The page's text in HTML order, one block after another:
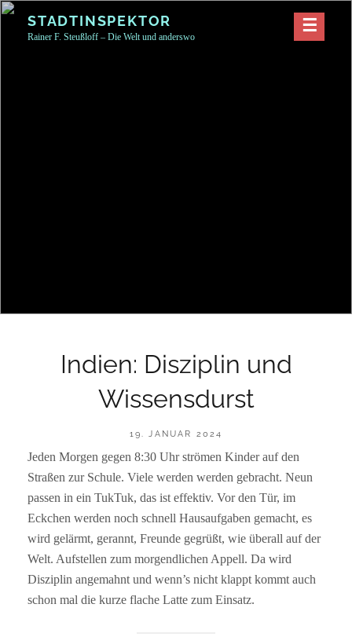
Skip
STADTINSPEKTOR
Rainer F. Steußloff – Die Welt und anderswo
Indien: Disziplin und
Wissensdurst
POSTED
19. JANUAR 2024
BY
R
A
N
E
F
S
Jeden Morgen gegen 8:30 Uhr strömen Kinder auf den
Straßen zur Schule. Viele werden werden gebracht. Neun
passen in ein TukTuk, das ist effektiv. Vor den Tür, im
Eckchen werden noch schnell Hausaufgaben gemacht, es
wird gelärmt, gerannt, Freunde gegrüßt, wie überall auf der
Welt. Aufstellen zum morgendlichen Appell. Da wird
Disziplin angemahnt und wenn’s nicht klappt kommt auch
schon mal die kurze flache Latte zum Einsatz.